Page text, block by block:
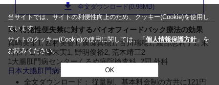
download 全文ダウンロード(0.98MB)
14. 特発性便失禁に対するバイオフィードバック療法の効果
真崎美圭1, 西村美香1, 廣瀬真穂1, 古川瑞穂1, 綾部恵利子1, 末
吉和子1, 斉藤朱実1, 野明俊裕2, 荒木靖三2
1大腸肛門病センターくるめ病院検査科, 2同 外科
日本大腸肛門病学会雑誌
70 (7)497-497, 2017.
全文ダウンロード： 従量制、基本料金制の方共に121円
当サイトでは、サイトの利便性向上のため、クッキー(Cookie)を使用し
ています。
サイトのクッキー(Cookie)の使用に関しては、「個人情報保護方針」を
お読みください。
OK